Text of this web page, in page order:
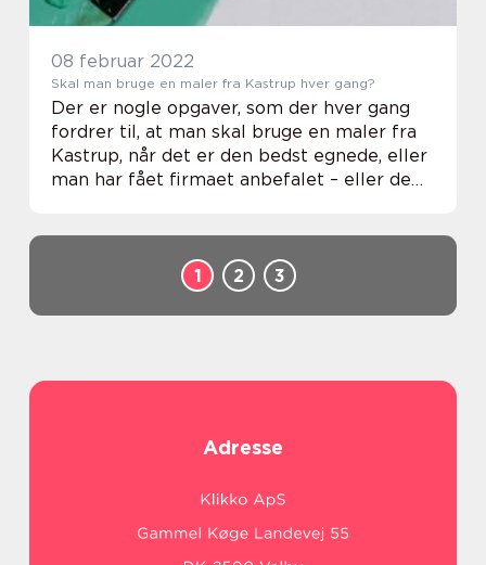
08 februar 2022
Skal man bruge en maler fra Kastrup hver gang?
Der er nogle opgaver, som der hver gang
fordrer til, at man skal bruge en maler fra
Kastrup, når det er den bedst egnede, eller
man har fået firmaet anbefalet – eller de
1 2 3
Adresse